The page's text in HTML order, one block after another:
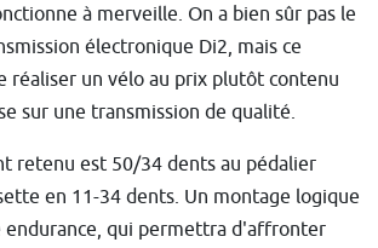
à merveille. On a bien sûr pas le
électronique Di2, mais ce
réaliser un vélo au prix plutôt contenu
sur une transmission de qualité.
retenu est 50/34 dents au pédalier
en 11-34 dents. Un montage logique
endurance, qui permettra d'affronter